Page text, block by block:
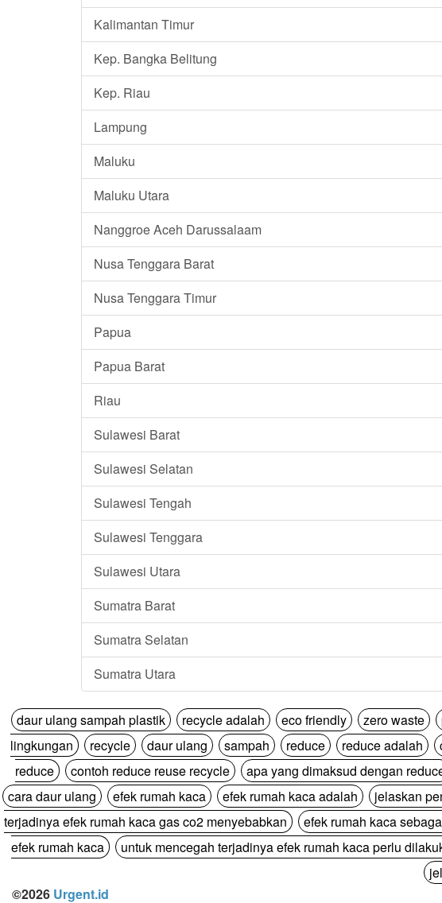
Kalimantan Timur
Kep. Bangka Belitung
Kep. Riau
Lampung
Maluku
Maluku Utara
Nanggroe Aceh Darussalaam
Nusa Tenggara Barat
Nusa Tenggara Timur
Papua
Papua Barat
Riau
Sulawesi Barat
Sulawesi Selatan
Sulawesi Tengah
Sulawesi Tenggara
Sulawesi Utara
Sumatra Barat
Sumatra Selatan
Sumatra Utara
daur ulang sampah plastik recycle adalah eco friendly zero waste
lingkungan
recycle daur ulang sampah reduce reduce adalah
reduce
contoh reduce reuse recycle apa yang dimaksud dengan
cara daur ulang
efek rumah kaca efek rumah kaca adalah
jelaskan
terjadinya efek rumah kaca gas co2 menyebabkan
efek rumah kaca
efek rumah kaca
untuk mencegah terjadinya efek rumah kaca perlu
©2026 Urgent.id